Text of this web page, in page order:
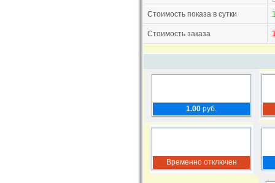
Стоимость показа в сутки
Стоимость заказа
1.00 руб.
Временно отключен